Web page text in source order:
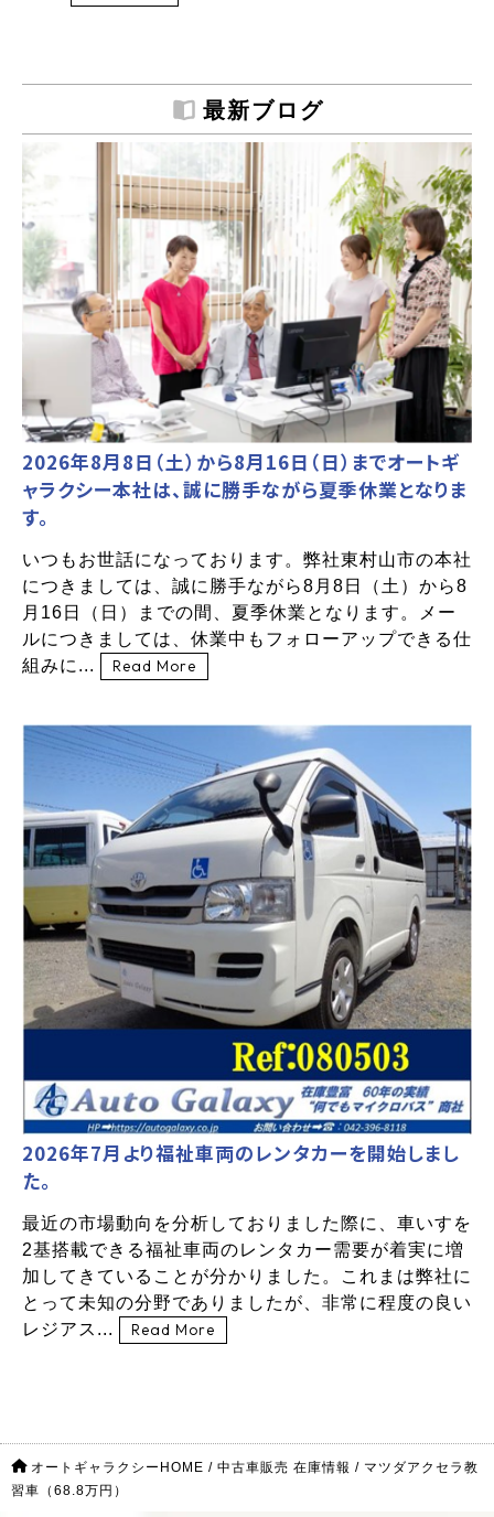
最新ブログ
2026年8月8日（土）から8月16日（日）までオートギ
ャラクシー本社は、誠に勝手ながら夏季休業となりま
す。
いつもお世話になっております。弊社東村山市の本社
につきましては、誠に勝手ながら8月8日（土）から8
月16日（日）までの間、夏季休業となります。メー
ルにつきましては、休業中もフォローアップできる仕
組みに...
Read More
2026年7月より福祉車両のレンタカーを開始しまし
た。
最近の市場動向を分析しておりました際に、車いすを
2基搭載できる福祉車両のレンタカー需要が着実に増
加してきていることが分かりました。これまは弊社に
とって未知の分野でありましたが、非常に程度の良い
レジアス...
Read More
オートギャラクシーHOME / 中古車販売 在庫情報 / マツダアクセラ教
習車（68.8万円）